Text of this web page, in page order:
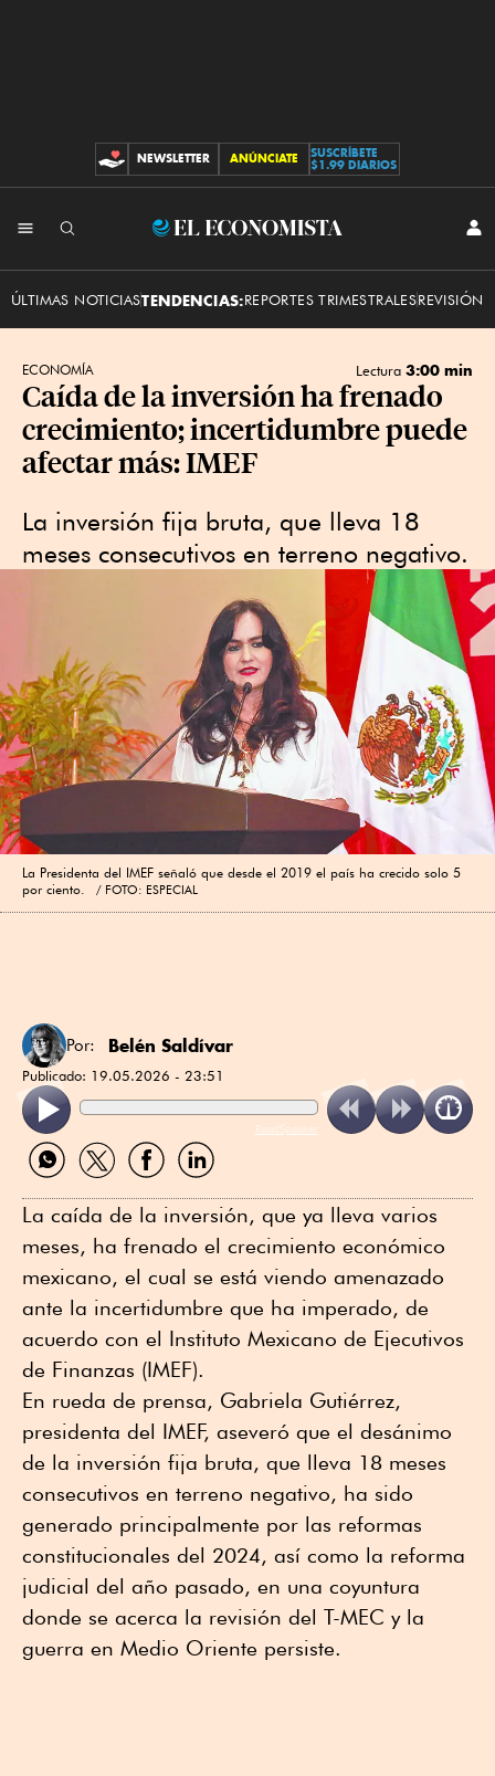
CONTRIBUCIONES
NEWSLETTER ANÚNCIATE
SUSCRÍBETE
$1.99 DIARIOS
El
ÚLTIMAS NOTICIASTENDENCIAS:REPORTES TRIMESTRALESREVISIÓN
ECONOMÍA Lectura 3:00 min
Caída de la inversión ha frenado
crecimiento; incertidumbre puede
afectar más: IMEF
La inversión fija bruta, que lleva 18
meses consecutivos en terreno negativo.
La Presidenta del IMEF señaló que desde el 2019 el país ha crecido solo 5
por ciento.
FOTO: ESPECIAL
Por: Belén Saldívar
Publicado: 19.05.2026 - 23:51
ReadSpeaker
Compartir
por
Compartir
por
Compartir
por
Compartir
por
La caída de la inversión, que ya lleva varios
meses, ha frenado el crecimiento económico
mexicano, el cual se está viendo amenazado
ante la incertidumbre que ha imperado, de
acuerdo con el Instituto Mexicano de Ejecutivos
de Finanzas (IMEF).
En rueda de prensa, Gabriela Gutiérrez,
presidenta del IMEF, aseveró que el desánimo
de la inversión fija bruta, que lleva 18 meses
consecutivos en terreno negativo, ha sido
generado principalmente por las reformas
constitucionales del 2024, así como la reforma
judicial del año pasado, en una coyuntura
donde se acerca la revisión del T-MEC y la
guerra en Medio Oriente persiste.